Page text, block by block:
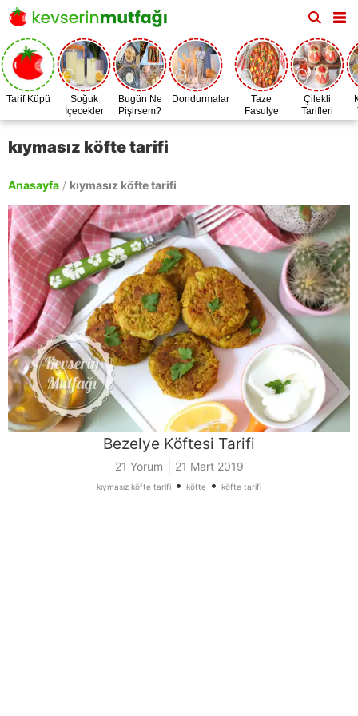
Tarif Küpü
Soğuk
İçecekler
Bugün Ne
Pişirsem?
Dondurmalar
Taze
Fasulye
Zamanı
Çilekli
Tarifleri
kıymasız köfte tarifi
Anasayfa / kıymasız köfte tarifi
Bezelye Köftesi Tarifi
21 Yorum 21 Mart 2019
kıymasız köfte tarifi • köfte • köfte tarifi